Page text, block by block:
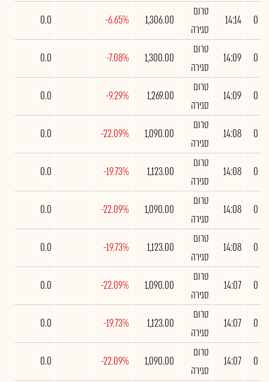
0
14:14
טרום
סגירה
1,306.00
-6.65%
0.0
0
14:09
טרום
סגירה
1,300.00
-7.08%
0.0
0
14:09
טרום
סגירה
1,269.00
-9.29%
0.0
0
14:08
טרום
סגירה
1,090.00
-22.09%
0.0
0
14:08
טרום
סגירה
1,123.00
-19.73%
0.0
0
14:08
טרום
סגירה
1,090.00
-22.09%
0.0
0
14:08
טרום
סגירה
1,123.00
-19.73%
0.0
0
14:07
טרום
סגירה
1,090.00
-22.09%
0.0
0
14:07
טרום
סגירה
1,123.00
-19.73%
0.0
0
14:07
טרום
סגירה
1,090.00
-22.09%
0.0